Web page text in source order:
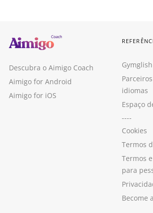
Descubra o Aimigo Coach
Aimigo for Android
Aimigo for iOS
idiomas
Espaço
----
Cookies
Termos
Termos
para
Become